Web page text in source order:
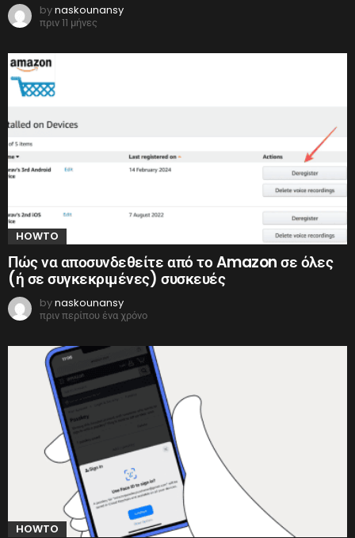
bynaskounansy
πριν 11 μήνες
HOWTO
Πώς να αποσυνδεθείτε από το Amazon σε όλες
(ή σε συγκεκριμένες) συσκευές
bynaskounansy
πριν περίπου ένα χρόνο
HOWTO